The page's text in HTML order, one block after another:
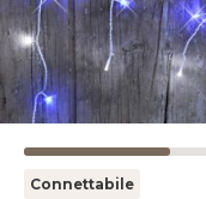
Connettabile